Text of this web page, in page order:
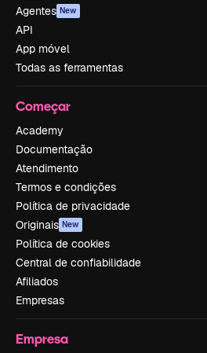
Agentes New
API
App móvel
Todas as ferramentas
Começar
Academy
Documentação
Atendimento
Termos e condições
Política de privacidade
Originais New
Política de cookies
Central de confiabilidade
Afiliados
Empresas
Empresa